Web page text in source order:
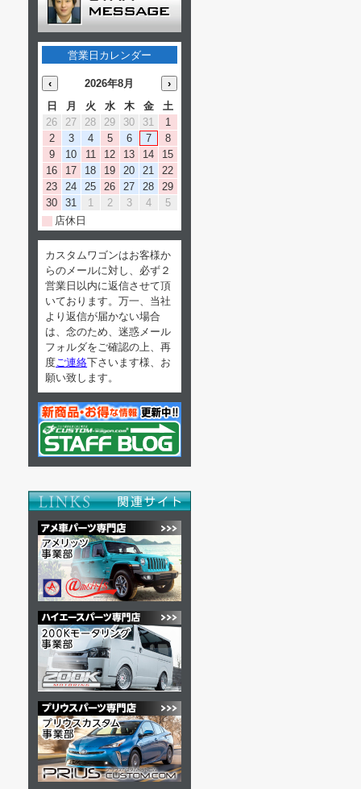
営業日カレンダー
‹ 2026年8月
›
日
月 火 水 木 金
土
26
27 28 29 30 31
1
2
3 4 5 6 7
8
9
10 11 12 13 14
15
16
17 18 19 20 21
22
23
24 25 26 27 28
29
30
31 1 2 3 4
5
店休日
カスタムワゴンはお客様か
らのメールに対し、必ず２
営業日以内に返信させて頂
いております。万一、当社
より返信が届かない場合
は、念のため、迷惑メール
フォルダをご確認の上、再
度 ご連絡下さいます様、お
願い致します。